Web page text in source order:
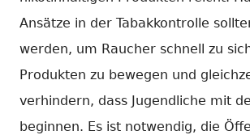
Ansätze in der Tabakkontrolle
werden, um Raucher schnell zu
Produkten zu bewegen und
verhindern, dass Jugendliche mit
beginnen. Es ist notwendig, die